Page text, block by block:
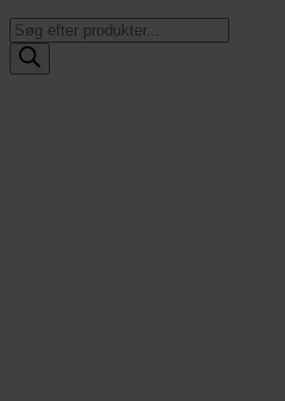
Products
search